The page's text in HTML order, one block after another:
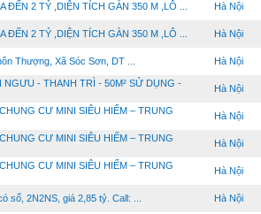
ĐẾN 2 TỶ ,DIỆN TÍCH GÀN 350 M ,LÔ ... Hà Nội
ĐẾN 2 TỶ ,DIỆN TÍCH GÀN 350 M ,LÔ ... Hà Nội
Thượng, Xã Sóc Sơn, DT ... Hà Nội
NGƯU - THANH TRÌ - 50M² SỬ DỤNG -
Hà Nội
CƯ MINI SIÊU HIẾM – TRUNG
Hà Nội
CƯ MINI SIÊU HIẾM – TRUNG
Hà Nội
CƯ MINI SIÊU HIẾM – TRUNG
Hà Nội
sổ, 2N2NS, giá 2,85 tỷ. Call: ... Hà Nội